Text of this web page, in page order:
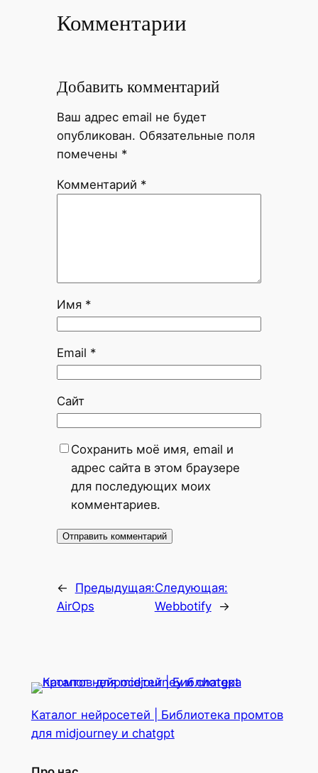
Комментарии
Добавить комментарий
Ваш адрес email не будет
опубликован. Обязательные поля
помечены *
Комментарий *
Имя *
Email *
Сайт
Сохранить моё имя, email и
адрес сайта в этом браузере
для последующих моих
комментариев.
←
Предыдущая:
AirOps
Следующая:
Webbotify
→
Каталог нейросетей | Библиотека промтов
для midjourney и chatgpt